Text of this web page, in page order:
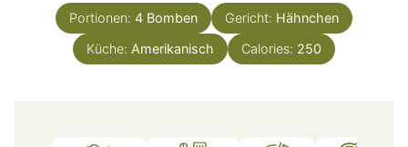
Portionen: 4 Bomben Gericht: Hähnchen
Küche: Amerikanisch Calories: 250